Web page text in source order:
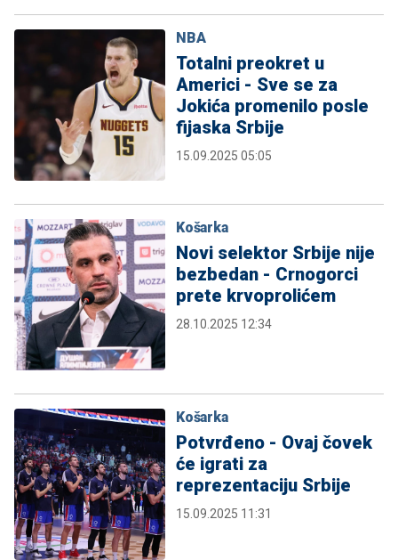
NBA
Totalni preokret u
Americi - Sve se za
Jokića promenilo posle
fijaska Srbije
15.09.2025 05:05
Košarka
Novi selektor Srbije nije
bezbedan - Crnogorci
prete krvoprolićem
28.10.2025 12:34
Košarka
Potvrđeno - Ovaj čovek
će igrati za
reprezentaciju Srbije
15.09.2025 11:31